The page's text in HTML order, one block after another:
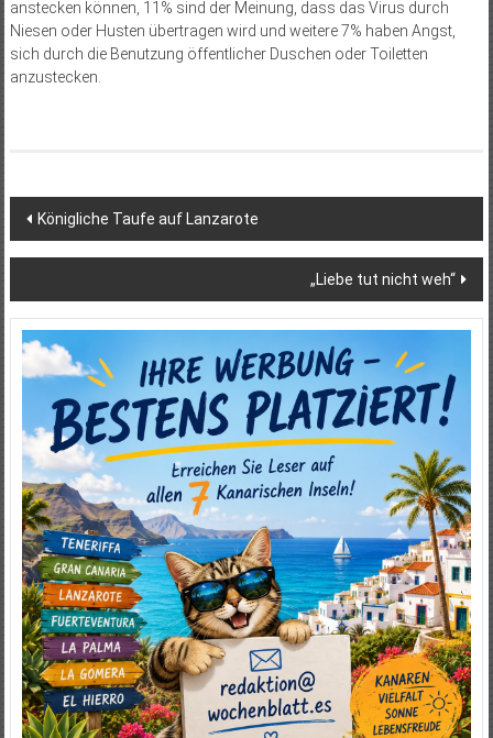
anstecken können, 11% sind der Meinung, dass das Virus durch
Niesen oder Husten übertragen wird und weitere 7% haben Angst,
sich durch die Benutzung öffentlicher Duschen oder Toiletten
anzustecken.
Beitragsnavigation
Königliche Taufe auf Lanzarote
„Liebe tut nicht weh“